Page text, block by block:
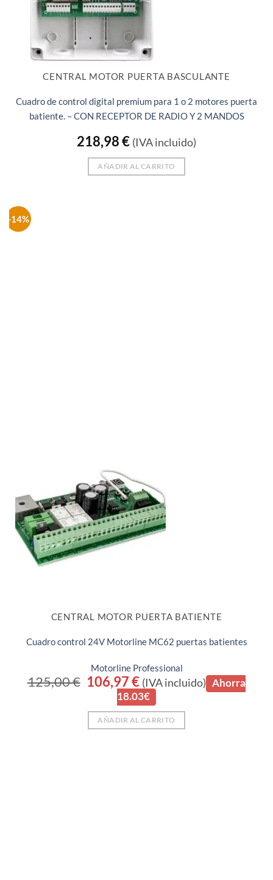
CENTRAL MOTOR PUERTA BASCULANTE
Cuadro de control digital premium para 1 o 2 motores puerta
batiente. – CON RECEPTOR DE RADIO Y 2 MANDOS
218,98€ (IVA incluido)
AÑADIR AL CARRITO
-14%
CENTRAL MOTOR PUERTA BATIENTE
Cuadro control 24V Motorline MC62 puertas batientes
Motorline Professional
125,00€
El
precio
125,00 €.
106,97€El
precio
actual
es:
106,97 €.
(IVA incluido) Ahorra
18.03€
AÑADIR AL CARRITO